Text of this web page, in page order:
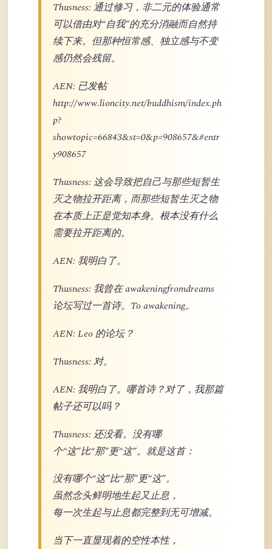
Thusness: 通过修习，非二元的体验通常
可以借由对“自我”的充分消融而自然持
续下来。但那种恒常感、独立感与不变
感仍然会残留。
AEN: 已发帖
http://www.lioncity.net/buddhism/index.ph
p?
showtopic=66843&st=0&p=908657&#entr
y908657
Thusness: 这会导致把自己与那些短暂生
灭之物拉开距离，而那些短暂生灭之物
在本质上正是觉知本身。根本没有什么
需要拉开距离的。
AEN: 我明白了。
Thusness: 我曾在 awakeningfromdreams
论坛写过一首诗。To awakening。
AEN: Leo 的论坛？
Thusness: 对。
AEN: 我明白了。哪首诗？对了，我那篇
帖子还可以吗？
Thusness: 还没看。没有哪
个“这”比“那”更“这”。就是这首：
没有哪个“这”比“那”更“这”。
虽然念头鲜明地生起又止息，
每一次生起与止息都完整到无可增减。
当下一直显现着的空性本性，